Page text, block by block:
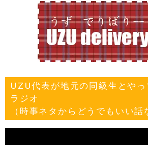
UZU代表が地元の同級生とや
ラジオ
（時事ネタからどうでもいい話